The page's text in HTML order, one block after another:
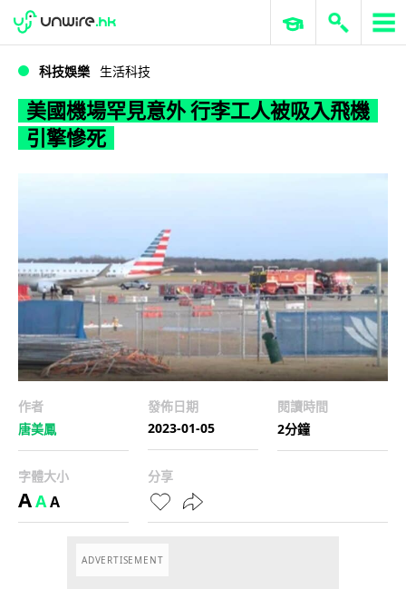
WWDC 2026 ERP 與商業 AI
科技娛樂 生活科技
美國機場罕見意外 行李工人被吸入飛機
引擎慘死
作者
唐美鳳
發佈日期
2023-01-05
閱讀時間
2分鐘
字體大小
AAA
分享
ADVERTISEMENT